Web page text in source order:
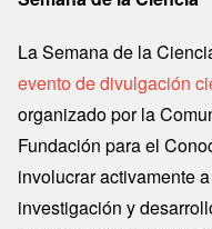
La Semana de la
evento de divulgación
organizado por la
Fundación para el
involucrar activamente
investigación y